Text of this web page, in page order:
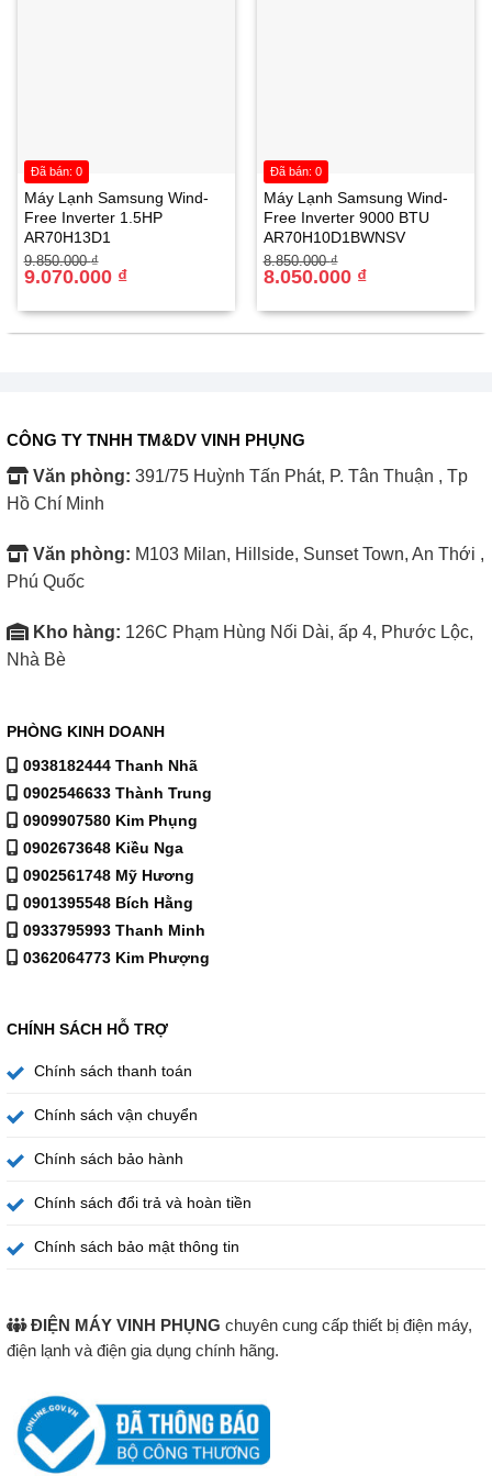
Xem thêm máy giặt cửa trước
Mua hàng trực tiếp tại
126C Phạm Hùng Nối Dài – Xã Nhà Bè – Hồ Chí Minh
Xem hướng dẫn đường đi
Máy Lạnh Samsung Wind-
Free Inverter 1.5HP
AR70H13D1
9.850.000₫
Giá
gốc
9.070.000 ₫
Giá
hiện
9.070.000 ₫.
Đã bán: 0
Máy Lạnh Samsung Wind-
Free Inverter 9000 BTU
AR70H10D1BWNSV
8.850.000₫
Giá
gốc
8.050.000 ₫
Giá
hiện
8.050.000 ₫.
Đã bán: 0
CÔNG TY TNHH TM&DV VINH PHỤNG
Văn phòng: 391/75 Huỳnh Tấn Phát, P. Tân Thuận , Tp
Hồ Chí Minh
Văn phòng: M103 Milan, Hillside, Sunset Town, An Thới ,
Phú Quốc
Kho hàng: 126C Phạm Hùng Nối Dài, ấp 4, Phước Lộc,
Nhà Bè
PHÒNG KINH DOANH
0938182444 Thanh Nhã
0902546633 Thành Trung
0909907580 Kim Phụng
0902673648 Kiều Nga
0902561748 Mỹ Hương
0901395548 Bích Hằng
0933795993 Thanh Minh
0362064773 Kim Phượng
CHÍNH SÁCH HỖ TRỢ
Chính sách thanh toán
Chính sách vận chuyển
Chính sách bảo hành
Chính sách đổi trả và hoàn tiền
Chính sách bảo mật thông tin
ĐIỆN MÁY VINH PHỤNG chuyên cung cấp thiết bị điện máy,
điện lạnh và điện gia dụng chính hãng.